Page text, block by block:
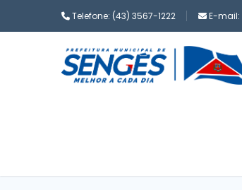
Telefone: (43) 3567-1222 E-mail: